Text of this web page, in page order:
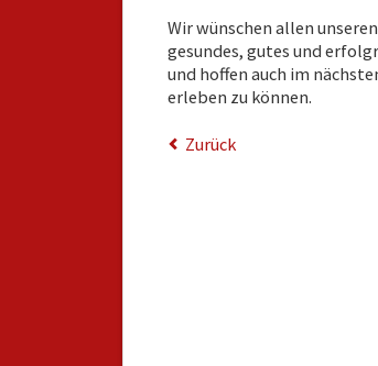
Wir wünschen allen
gesundes, gutes und
und hoffen auch im
erleben zu können.
Zurück